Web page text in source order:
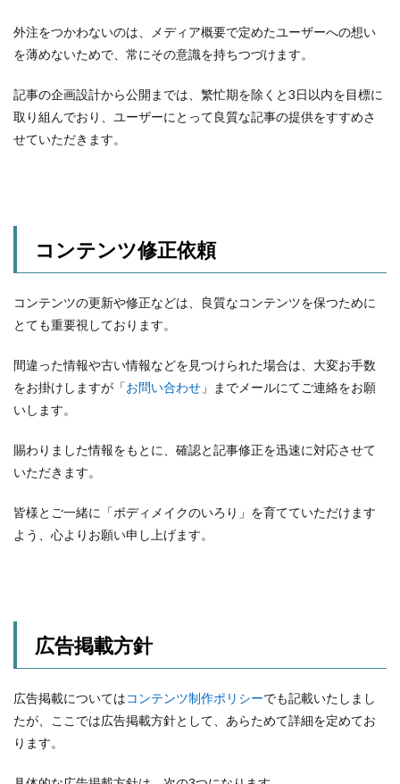
外注をつかわないのは、メディア概要で定めたユーザーへの想い
を薄めないためで、常にその意識を持ちつづけます。
記事の企画設計から公開までは、繁忙期を除くと3日以内を目標に
取り組んでおり、ユーザーにとって良質な記事の提供をすすめさ
せていただきます。
コンテンツ修正依頼
コンテンツの更新や修正などは、良質なコンテンツを保つために
とても重要視しております。
間違った情報や古い情報などを見つけられた場合は、大変お手数
をお掛けしますが「お問い合わせ 」までメールにてご連絡をお願
いします。
賜わりました情報をもとに、確認と記事修正を迅速に対応させて
いただきます。
皆様とご一緒に「ボディメイクのいろり」を育てていただけます
よう、心よりお願い申し上げます。
広告掲載方針
広告掲載についてはコンテンツ制作ポリシーでも記載いたしまし
たが、ここでは広告掲載方針として、あらためて詳細を定めてお
ります。